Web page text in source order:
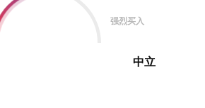
强烈买入
中立